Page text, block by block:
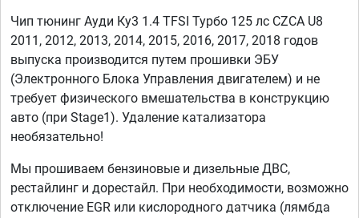
Чип тюнинг Ауди Ку3 1.4 TFSI Турбо 125 лс CZCA U8
2011, 2012, 2013, 2014, 2015, 2016, 2017, 2018 годов
выпуска производится путем прошивки ЭБУ
(Электронного Блока Управления двигателем) и не
требует физического вмешательства в конструкцию
авто (при Stage1). Удаление катализатора
необязательно!
Мы прошиваем бензиновые и дизельные ДВС,
рестайлинг и дорестайл. При необходимости, возможно
отключение EGR или кислородного датчика (лямбда